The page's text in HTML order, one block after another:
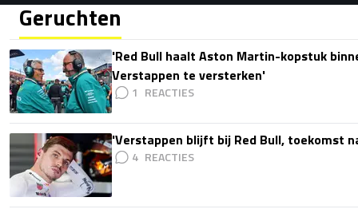
Geruchten
'Red Bull haalt Aston Martin-kopstuk
Verstappen te versterken'
1
'Verstappen blijft bij Red Bull, toekomst
4